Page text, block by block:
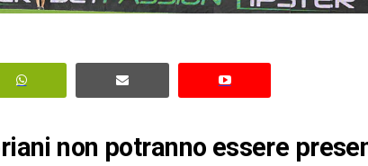
non potranno essere